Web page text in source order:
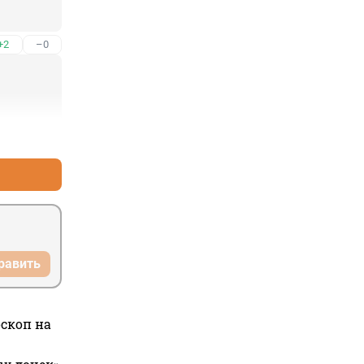
–0
на